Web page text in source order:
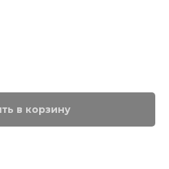
в корзину